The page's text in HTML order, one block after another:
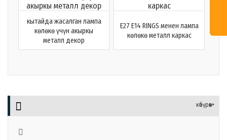
кытайда жасалган лампа
көлөкө үчүн акыркы
металл декор
E27 E14 RINGS менен лампа
көлөкө металл каркас
 көбүрөөк+
